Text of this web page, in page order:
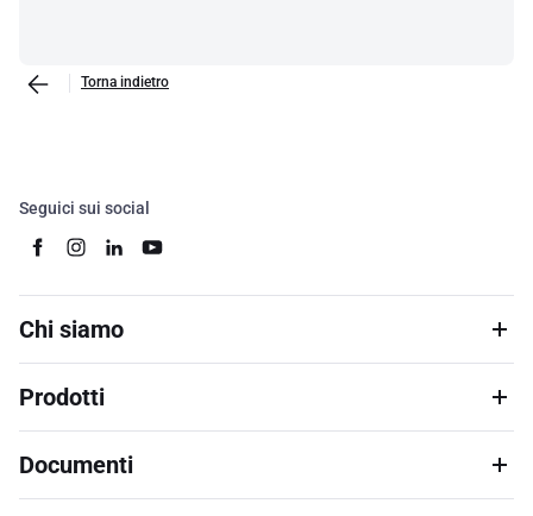
Torna indietro
Seguici sui social
Chi siamo
Prodotti
Documenti